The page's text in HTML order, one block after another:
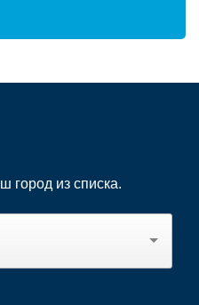
город из списка.